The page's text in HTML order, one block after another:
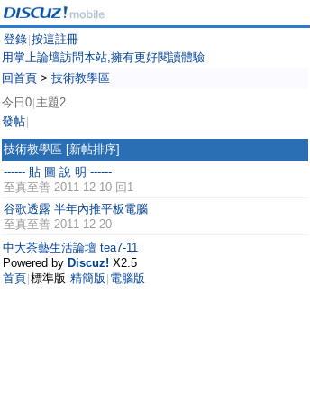
登錄 按這註冊
用掌上論壇訪問本站,擁有更好閱讀體驗
回首頁 > 技術教學區
今日0 主題2
發帖
技術教學區 [新帖排序]
------ 貼 圖 說 明 ------
至真至善 2011-12-10 回1
谷歌透露 半年內推平板電腦
至真至善 2011-12-20
中大茶藝生活論壇 tea7-11
Powered by Discuz! X2.5
首頁 標準版 精簡版 電腦版